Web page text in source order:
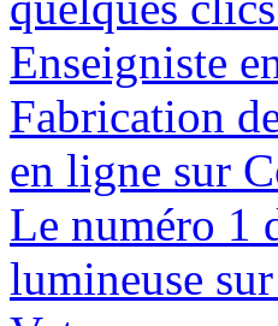
Enseigniste
Fabrication
en ligne sur
Le numéro 1
lumineuse